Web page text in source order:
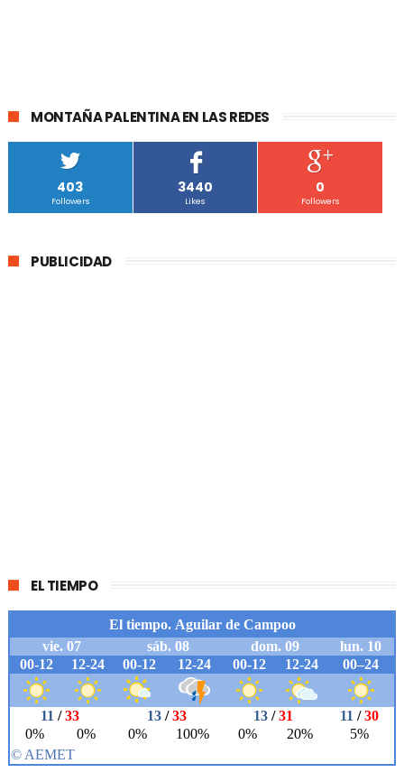
MONTAÑA PALENTINA EN LAS REDES
403
Followers
3440
Likes
0
Followers
PUBLICIDAD
EL TIEMPO